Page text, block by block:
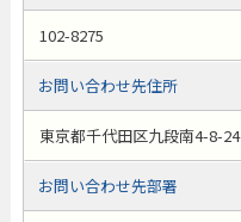
102-8275
お問い合わせ先住所
東京都千代田区九段南4-8-24
お問い合わせ先部署